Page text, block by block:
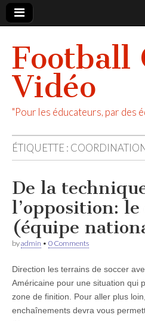
Football
Vidéo
"Pour les éducateurs, par des
ÉTIQUETTE :
De la
l’opposition:
(équipe
byadmin • 0 Comments
Direction les terrains de soccer
Américaine pour une situation qui
zone de finition. Pour aller plus
enchaînements devra vous